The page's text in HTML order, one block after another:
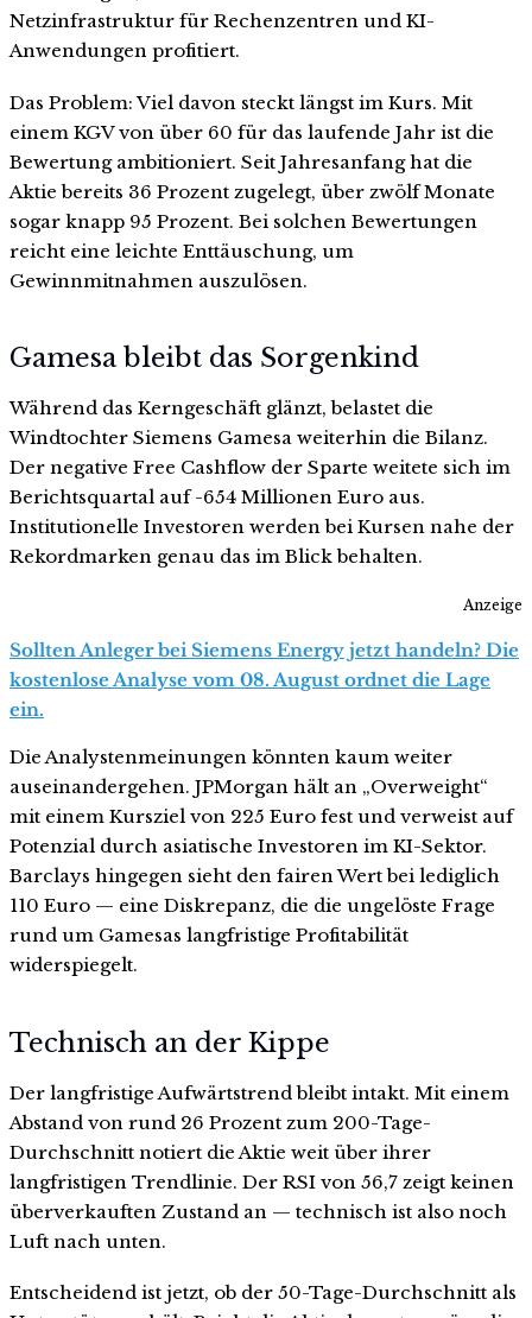
Netzinfrastruktur für Rechenzentren und KI-
Anwendungen profitiert.
Das Problem: Viel davon steckt längst im Kurs. Mit
einem KGV von über 60 für das laufende Jahr ist die
Bewertung ambitioniert. Seit Jahresanfang hat die
Aktie bereits 36 Prozent zugelegt, über zwölf Monate
sogar knapp 95 Prozent. Bei solchen Bewertungen
reicht eine leichte Enttäuschung, um
Gewinnmitnahmen auszulösen.
Gamesa bleibt das Sorgenkind
Während das Kerngeschäft glänzt, belastet die
Windtochter Siemens Gamesa weiterhin die Bilanz.
Der negative Free Cashflow der Sparte weitete sich im
Berichtsquartal auf -654 Millionen Euro aus.
Institutionelle Investoren werden bei Kursen nahe der
Rekordmarken genau das im Blick behalten.
Anzeige
Sollten Anleger bei Siemens Energy jetzt handeln? Die
kostenlose Analyse vom 08. August ordnet die Lage
ein.
Die Analystenmeinungen könnten kaum weiter
auseinandergehen. JPMorgan hält an „Overweight“
mit einem Kursziel von 225 Euro fest und verweist auf
Potenzial durch asiatische Investoren im KI-Sektor.
Barclays hingegen sieht den fairen Wert bei lediglich
110 Euro — eine Diskrepanz, die die ungelöste Frage
rund um Gamesas langfristige Profitabilität
widerspiegelt.
Technisch an der Kippe
Der langfristige Aufwärtstrend bleibt intakt. Mit einem
Abstand von rund 26 Prozent zum 200-Tage-
Durchschnitt notiert die Aktie weit über ihrer
langfristigen Trendlinie. Der RSI von 56,7 zeigt keinen
überverkauften Zustand an — technisch ist also noch
Luft nach unten.
Entscheidend ist jetzt, ob der 50-Tage-Durchschnitt als